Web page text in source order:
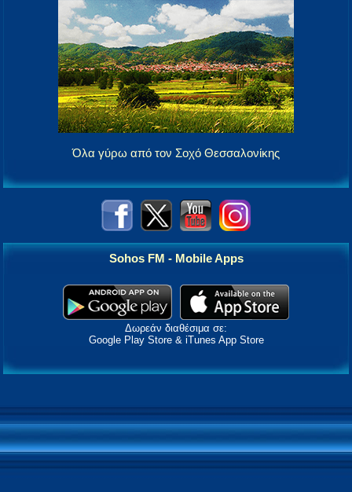
Όλα γύρω από τον Σοχό Θεσσαλονίκης
Sohos FM - Mobile Apps
Δωρεάν διαθέσιμα σε:
Google Play Store & iTunes App Store